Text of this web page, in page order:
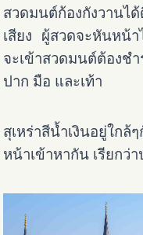
สวดมนต์ก้องกังวาน
เสียง ผู้สวดจะหันหน้า
จะเข้าสวดมนต์ต้องช
ปาก มือ และเท้า
สุเหร่าสีน้ำเงินอยู่ใ
หน้าเข้าหากัน เรียกว่